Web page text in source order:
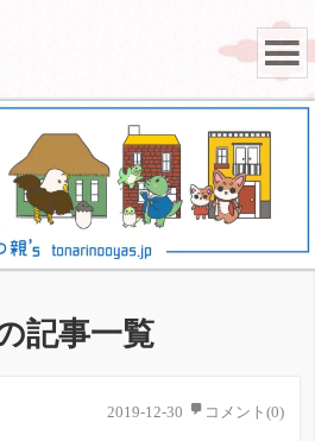
記事一覧
2019-12-30 コメント(0)